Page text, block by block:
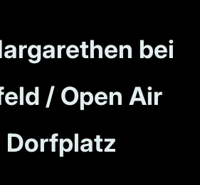
bei
/ Open Air
Dorfplatz